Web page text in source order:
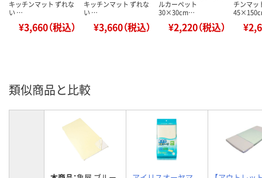
キッチンマット ずれな
い …
¥3,660（税込）
キッチンマット ずれな
い …
¥3,660（税込）
ルカーペット
30×30cm…
¥2,220（税込）
チンマッ
類似商品と比較